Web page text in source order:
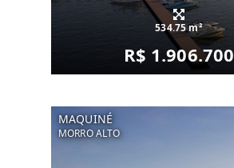
534.75 m²
R$ 1.906.700
MAQUINÉ
MORRO ALTO